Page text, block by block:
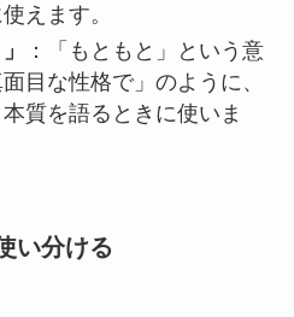
えます。
：「もともと」という意
目な性格で」のように、
質を語るときに使いま
い分ける